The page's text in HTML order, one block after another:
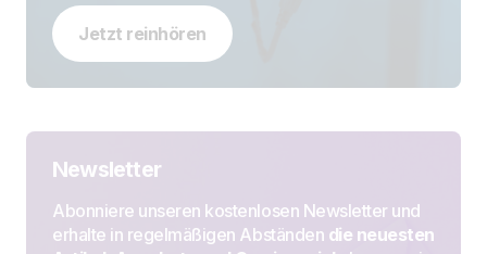
Jetzt reinhören
Newsletter
Abonniere unseren kostenlosen Newsletter und
erhalte in regelmäßigen Abständen die neuesten